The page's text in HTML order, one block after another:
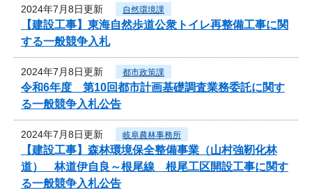
2024年7月8日更新 自然環境課
【建設工事】東海自然歩道公衆トイレ再整備工事に関
する一般競争入札
2024年7月8日更新 都市政策課
令和6年度 第10回都市計画基礎調査業務委託に関す
る一般競争入札公告
2024年7月8日更新 岐阜農林事務所
【建設工事】森林環境保全整備事業（山村強靭化林
道） 林道伊自良～根尾線 根尾工区開設工事に関す
る一般競争入札公告